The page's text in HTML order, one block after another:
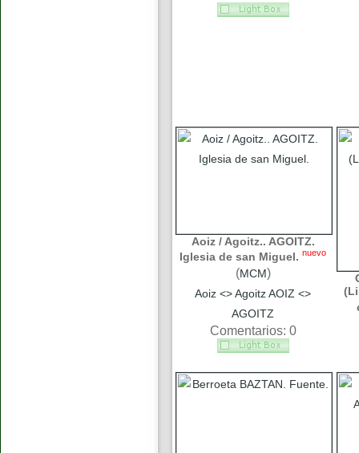
Aoiz / Agoitz.. AGOITZ.
Iglesia de san Miguel. nuevo
(MCM)
Aoiz <> Agoitz AOIZ <>
AGOITZ
Comentarios: 0